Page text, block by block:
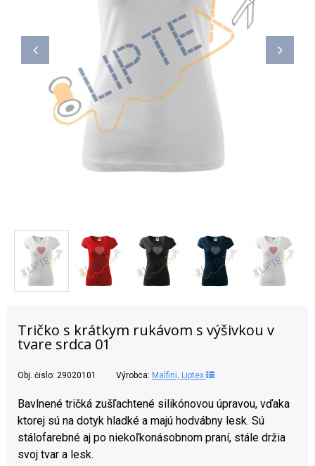
Tričko s krátkym rukávom s výšivkou v
tvare srdca 01
Obj. čislo: 29020101 Výrobca: Malfini, Liptex
Bavlnené tričká zušľachtené silikónovou úpravou, vďaka
ktorej sú na dotyk hladké a majú hodvábny lesk. Sú
stálofarebné aj po niekoľkonásobnom praní, stále držia
svoj tvar a lesk.